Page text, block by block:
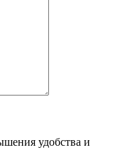
удобства и